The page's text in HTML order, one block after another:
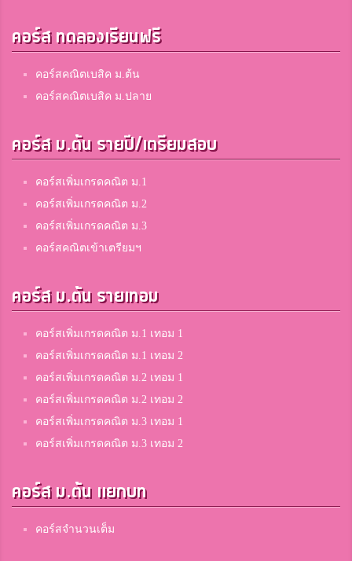
BIRD
อุตรดิตถ์ดรุณี
พิกกี้
โรงเรียนสตรีราชินูทิศ
ตั๋ง
จูน
มัธยมสาธิตวัดพระศรีมหาธาตู
Mimue
อัสสัมชัญนครราชสีมา
คอร์ส ทดลองเรียนฟรี
คอร์สคณิตเบสิค ม.ต้น
คอร์สคณิตเบสิค ม.ปลาย
คอร์ส ม.ต้น รายปี/เตรียมสอบ
คอร์สเพิ่มเกรดคณิต ม.1
คอร์สเพิ่มเกรดคณิต ม.2
คอร์สเพิ่มเกรดคณิต ม.3
คอร์สคณิตเข้าเตรียมฯ
คอร์ส ม.ต้น รายเทอม
คอร์สเพิ่มเกรดคณิต ม.1 เทอม 1
คอร์สเพิ่มเกรดคณิต ม.1 เทอม 2
คอร์สเพิ่มเกรดคณิต ม.2 เทอม 1
คอร์สเพิ่มเกรดคณิต ม.2 เทอม 2
คอร์สเพิ่มเกรดคณิต ม.3 เทอม 1
คอร์สเพิ่มเกรดคณิต ม.3 เทอม 2
คอร์ส ม.ต้น แยกบท
คอร์สจำนวนเต็ม